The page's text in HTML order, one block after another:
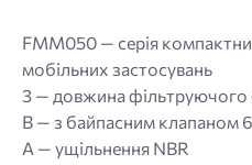
FMM050 — серія
мобільних застосувань
3 — довжина фільтруючого
B — з байпасним клапаном
A — ущільнення NBR